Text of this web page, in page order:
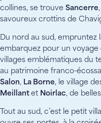
collines, se trouve Sancerre
savoureux crottins de
Du nord au sud, empruntez
embarquez pour un
villages emblématiques du
au patrimoine franco-
Salon, La Borne, le village
Meillant et Noirlac, de
Tout au sud, c’est le petit